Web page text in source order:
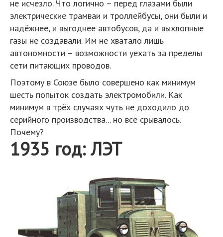
не исчезло. Что логично – перед глазами были
электрические трамваи и троллейбусы, они были и
надёжнее, и выгоднее автобусов, да и выхлопные
газы не создавали. Им не хватало лишь
автономности – возможности уехать за пределы
сети питающих проводов.
Поэтому в Союзе было совершено как минимум
шесть попыток создать электромобили. Как
минимум в трёх случаях чуть не доходило до
серийного производства... но всё срывалось.
Почему?
1935 год: ЛЭТ